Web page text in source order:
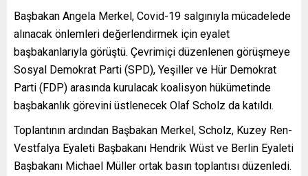
Başbakan Angela Merkel, Covid-19 salgınıyla mücadelede
alınacak önlemleri değerlendirmek için eyalet
başbakanlarıyla görüştü. Çevrimiçi düzenlenen görüşmeye
Sosyal Demokrat Parti (SPD), Yeşiller ve Hür Demokrat
Parti (FDP) arasında kurulacak koalisyon hükümetinde
başbakanlık görevini üstlenecek Olaf Scholz da katıldı.
Toplantının ardından Başbakan Merkel, Scholz, Kuzey Ren-
Vestfalya Eyaleti Başbakanı Hendrik Wüst ve Berlin Eyaleti
Başbakanı Michael Müller ortak basın toplantısı düzenledi.